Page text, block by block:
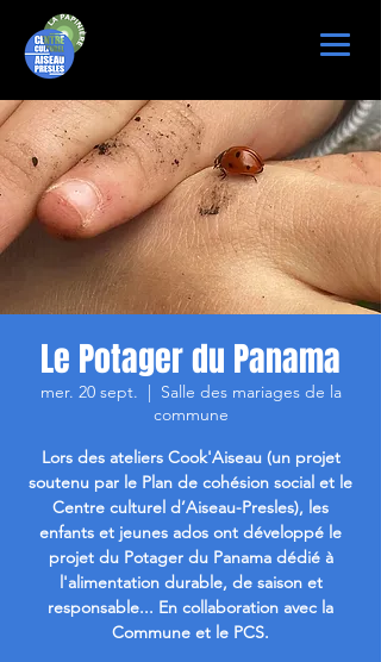
Le Potager du Panama
mer. 20 sept.
  |
Salle des mariages de la
commune
Lors des ateliers Cook'Aiseau (un projet
soutenu par le Plan de cohésion social et le
Centre culturel d’Aiseau-Presles), les
enfants et jeunes ados ont développé le
projet du Potager du Panama dédié à
l'alimentation durable, de saison et
responsable... En collaboration avec la
Commune et le PCS.